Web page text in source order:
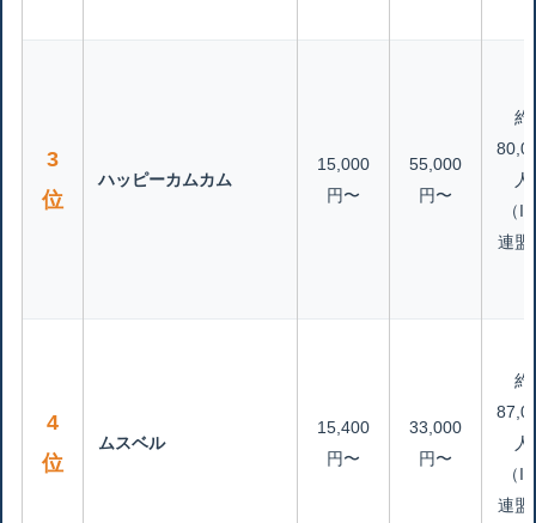
3
位
ハッピーカムカム
15,000
円〜
55,000
円〜
約
人
（
連盟
4
位
ムスベル
15,400
円〜
33,000
円〜
約
人
（
連盟